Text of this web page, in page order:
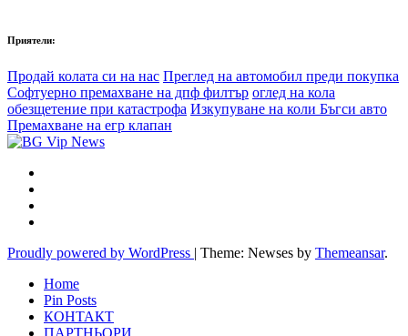
Приятели:
Продай колата си на нас Преглед на автомобил преди покупка
Софтуерно премахване на дпф филтър оглед на кола
обезщетение при катастрофа Изкупуване на коли Бъгси авто
Премахване на егр клапан
Proudly powered by WordPress | Theme: Newses by Themeansar.
Home
Pin Posts
КОНТАКТ